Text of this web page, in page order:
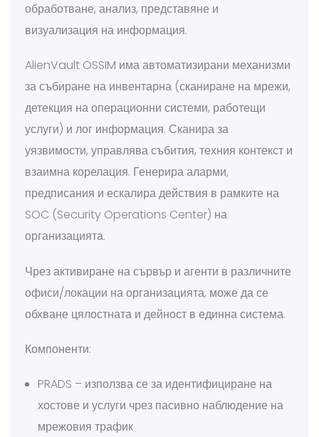
обработване, анализ, представяне и
визуализация на информация.
AlienVault OSSIM има автоматизирани механизми
за събиране на инвентарна (сканиране на мрежи,
детекция на операционни системи, работещи
услуги) и лог информация. Сканира за
уязвимости, управлява събития, техния контекст и
взаимна корелация. Генерира аларми,
предписания и ескалира действия в рамките на
SOC (Security Operations Center) на
организацията.
Чрез активиране на сървър и агенти в различните
офиси/локации на организацията, може да се
обхване цялостната и дейност в единна система.
Компоненти:
PRADS – използва се за идентифициране на
хостове и услуги чрез пасивно наблюдение на
мрежовия трафик